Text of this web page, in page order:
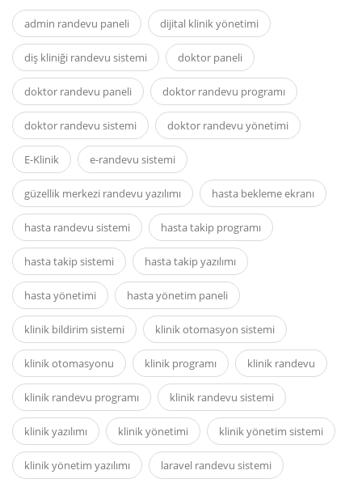
admin randevu paneli dijital klinik yönetimi
diş kliniği randevu sistemi doktor paneli
doktor randevu paneli doktor randevu programı
doktor randevu sistemi doktor randevu yönetimi
E-Klinik e-randevu sistemi
güzellik merkezi randevu yazılımı hasta bekleme ekranı
hasta randevu sistemi hasta takip programı
hasta takip sistemi hasta takip yazılımı
hasta yönetimi hasta yönetim paneli
klinik bildirim sistemi klinik otomasyon sistemi
klinik otomasyonu klinik programı klinik randevu
klinik randevu programı klinik randevu sistemi
klinik yazılımı klinik yönetimi klinik yönetim sistemi
klinik yönetim yazılımı laravel randevu sistemi